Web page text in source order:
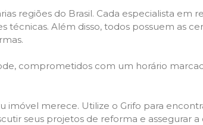
regiões do Brasil. Cada especialista em
Além disso, todos possuem as
comprometidos com um horário
imóvel merece. Utilize o Grifo para
seus projetos de reforma e assegurar a